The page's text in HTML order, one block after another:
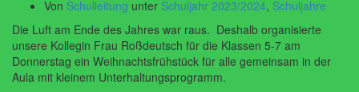
Von Schulleitung unter Schuljahr 2023/2024, Schuljahre
Die Luft am Ende des Jahres war raus. Deshalb organisierte
unsere Kollegin Frau Roßdeutsch für die Klassen 5-7 am
Donnerstag ein Weihnachtsfrühstück für alle gemeinsam in der
Aula mit kleinem Unterhaltungsprogramm.